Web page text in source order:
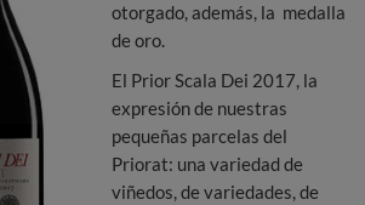
otorgado, además, la medalla
de oro.
El Prior Scala Dei 2017, la
expresión de nuestras
pequeñas parcelas del
Priorat: una variedad de
viñedos, de variedades, de